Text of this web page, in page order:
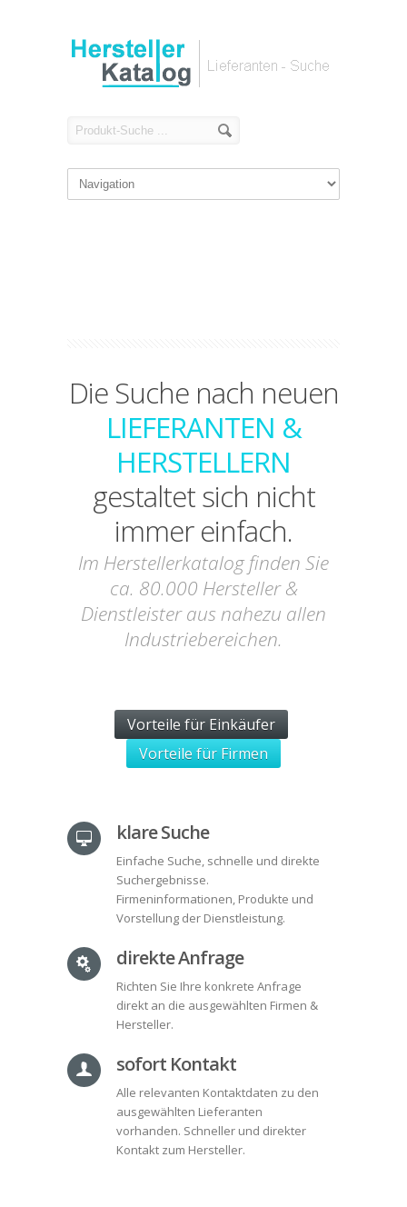
Die Suche nach neuen
LIEFERANTEN &
HERSTELLERN
gestaltet sich nicht
immer einfach.
Im Herstellerkatalog finden Sie
ca. 80.000 Hersteller &
Dienstleister aus nahezu allen
Industriebereichen.
Vorteile für Einkäufer
Vorteile für Firmen
klare Suche
Einfache Suche, schnelle und direkte
Suchergebnisse.
Firmeninformationen, Produkte und
Vorstellung der Dienstleistung.
direkte Anfrage
Richten Sie Ihre konkrete Anfrage
direkt an die ausgewählten Firmen &
Hersteller.
sofort Kontakt
Alle relevanten Kontaktdaten zu den
ausgewählten Lieferanten
vorhanden. Schneller und direkter
Kontakt zum Hersteller.